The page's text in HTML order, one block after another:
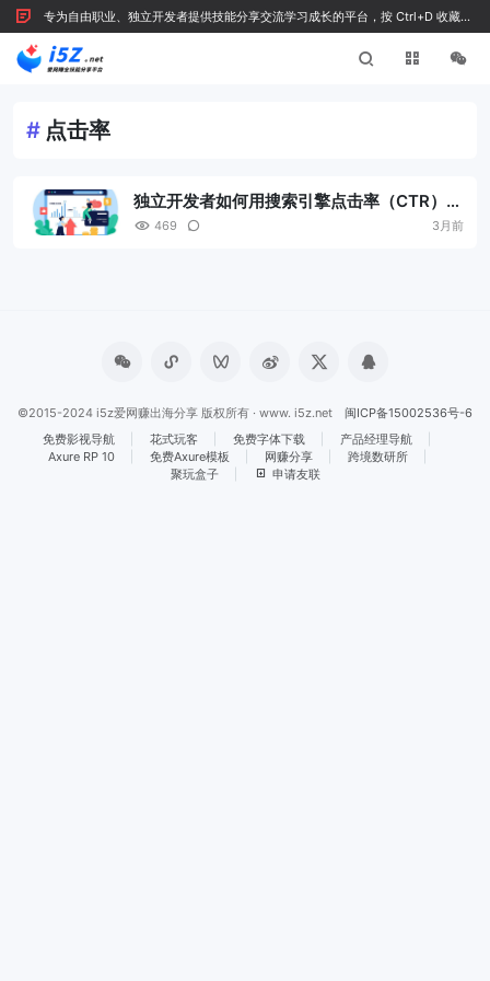
专为自由职业、独立开发者提供技能分享交流学习成长的平台，按 Ctrl+D 收藏我
们
# 点击率
独立开发者如何用搜索引擎点击率（CTR）反
向验证内容质量？
469 3月前
©2015-2024 i5z爱网赚出海分享 版权所有 · www. i5z.net 闽ICP备15002536号-6
免费影视导航
花式玩客 免费字体下载
产品经理导航
Axure RP 10
免费Axure模板 网赚分享
跨境数研所
聚玩盒子
申请友联